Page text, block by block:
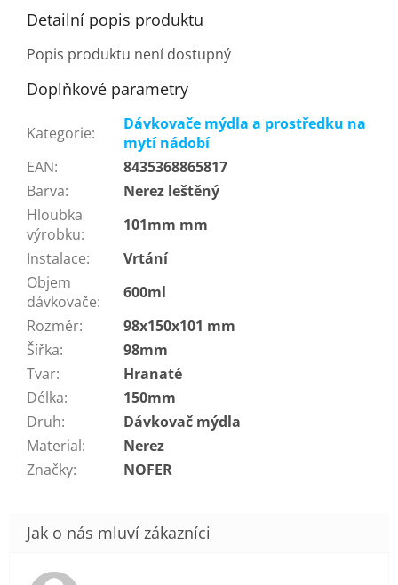
Detailní popis produktu
Popis produktu není dostupný
Doplňkové parametry
Kategorie:
Dávkovače mýdla a prostředku na
mytí nádobí
EAN:
8435368865817
Barva:
Nerez leštěný
Hloubka
výrobku:
101mm mm
Instalace:
Vrtání
Objem
dávkovače:
600ml
Rozměr:
98x150x101 mm
Šířka:
98mm
Tvar:
Hranaté
Délka:
150mm
Druh:
Dávkovač mýdla
Material:
Nerez
Značky: NOFER